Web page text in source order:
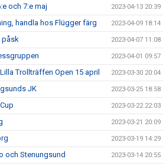
och 7:e maj 2023-04-13 20:39
handla hos Flügger färg 2023-04-09 18:14
påsk 2023-04-07 11:08
2023-04-01 09:57
Trollträffen Open 15 april 2023-03-30 20:04
JK 2023-03-25 18:58
2023-03-22 22:03
2023-03-21 20:09
2023-03-19 14:29
och Stenungsund 2023-03-14 20:55